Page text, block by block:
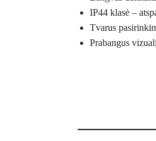
IP44 klasė –
Tvarus
Prabangus